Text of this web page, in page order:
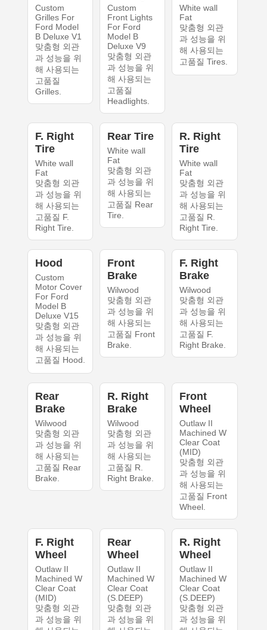
Custom
Grilles For
Ford Model
B Deluxe V1
맞춤형 외관
과 성능을 위
해 사용되는
고품질
Grilles.
Custom
Front Lights
For Ford
Model B
Deluxe V9
맞춤형 외관
과 성능을 위
해 사용되는
고품질
Headlights.
White wall
Fat
맞춤형 외관
과 성능을 위
해 사용되는
고품질 Tires.
F. Right
Tire
White wall
Fat
맞춤형 외관
과 성능을 위
해 사용되는
고품질 F.
Right Tire.
Rear Tire
White wall
Fat
맞춤형 외관
과 성능을 위
해 사용되는
고품질 Rear
Tire.
R. Right
Tire
White wall
Fat
맞춤형 외관
과 성능을 위
해 사용되는
고품질 R.
Right Tire.
Hood
Custom
Motor Cover
For Ford
Model B
Deluxe V15
맞춤형 외관
과 성능을 위
해 사용되는
고품질 Hood.
Front
Brake
Wilwood
맞춤형 외관
과 성능을 위
해 사용되는
고품질 Front
Brake.
F. Right
Brake
Wilwood
맞춤형 외관
과 성능을 위
해 사용되는
고품질 F.
Right Brake.
Rear
Brake
Wilwood
맞춤형 외관
과 성능을 위
해 사용되는
고품질 Rear
Brake.
R. Right
Brake
Wilwood
맞춤형 외관
과 성능을 위
해 사용되는
고품질 R.
Right Brake.
Front
Wheel
Outlaw II
Machined W
Clear Coat
(MID)
맞춤형 외관
과 성능을 위
해 사용되는
고품질 Front
Wheel.
F. Right
Wheel
Outlaw II
Machined W
Clear Coat
(MID)
맞춤형 외관
과 성능을 위
Rear
Wheel
Outlaw II
Machined W
Clear Coat
(S.DEEP)
맞춤형 외관
과 성능을 위
R. Right
Wheel
Outlaw II
Machined W
Clear Coat
(S.DEEP)
맞춤형 외관
과 성능을 위